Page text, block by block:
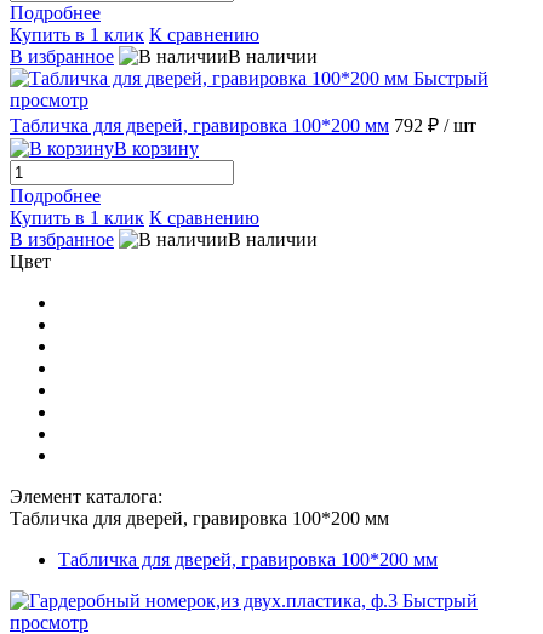
Подробнее
Купить в 1 клик К сравнению
В избранное
В наличии
Быстрый
просмотр
Табличка для дверей, гравировка 100*200 мм 792 ₽ / шт
В корзину
Подробнее
Купить в 1 клик К сравнению
В избранное
В наличии
Цвет
Элемент каталога:
Табличка для дверей, гравировка 100*200 мм
Табличка для дверей, гравировка 100*200 мм
Быстрый
просмотр